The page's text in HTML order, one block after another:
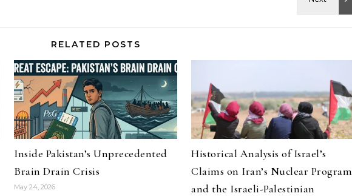
RELATED POSTS
Inside Pakistan’s Unprecedented
Brain Drain Crisis
May 24, 2026
Historical Analysis of Israel’s
Claims on Iran’s Nuclear Program
and the Israeli-Palestinian